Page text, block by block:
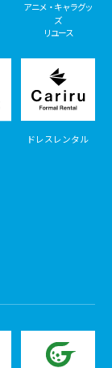
アニメ・キャラグッ
ズ
リユース
ドレスレンタル